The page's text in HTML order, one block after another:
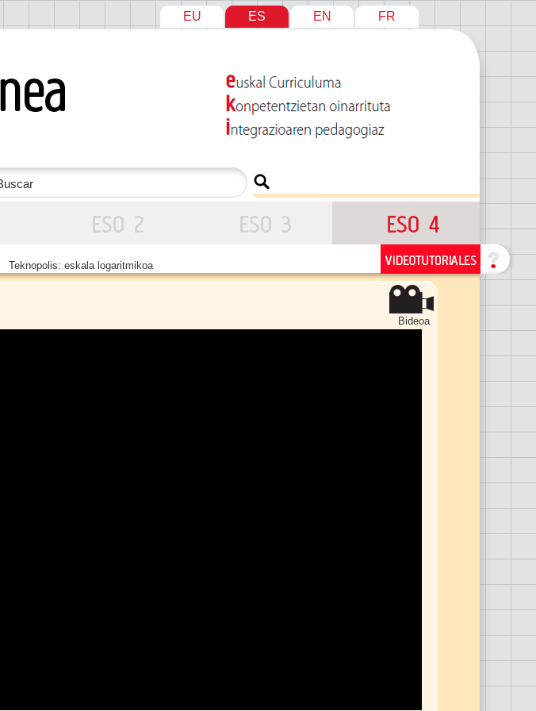
EU ES EN FR
Teknopolis: eskala logaritmikoa
Bideoa